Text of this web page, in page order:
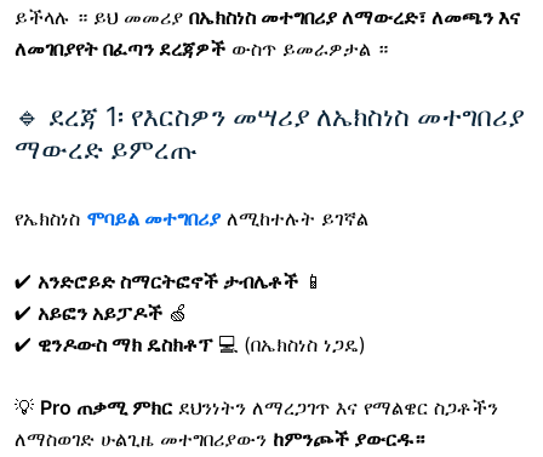
ይችላሉ ። ይህ መመሪያ በኤክስነስ መተግበሪያ ለማውረድ፣ ለመጫን እና
ለመገበያየት በፈጣን ደረጃዎች ውስጥ ይመራዎታል ።
🔹 ደረጃ 1፡ የእርስዎን መሣሪያ ለኤክስነስ መተግበሪያ
ማውረድ ይምረጡ
የኤክስነስ ሞባይል መተግበሪያ ለሚከተሉት ይገኛል
✔ አንድሮይድ ስማርትፎኖች ታብሌቶች 📱
✔ አይፎን አይፓዶች 🍏
✔ ዊንዶውስ ማክ ዴስክቶፕ💻 (በኤክስነስ ነጋዴ)
💡 Pro ጠቃሚ ምክርደህንነትን ለማረጋገጥ እና የማልዌር ስጋቶችን
ለማስወገድ ሁልጊዜ መተግበሪያውን ከምንጮች ያውርዱ።